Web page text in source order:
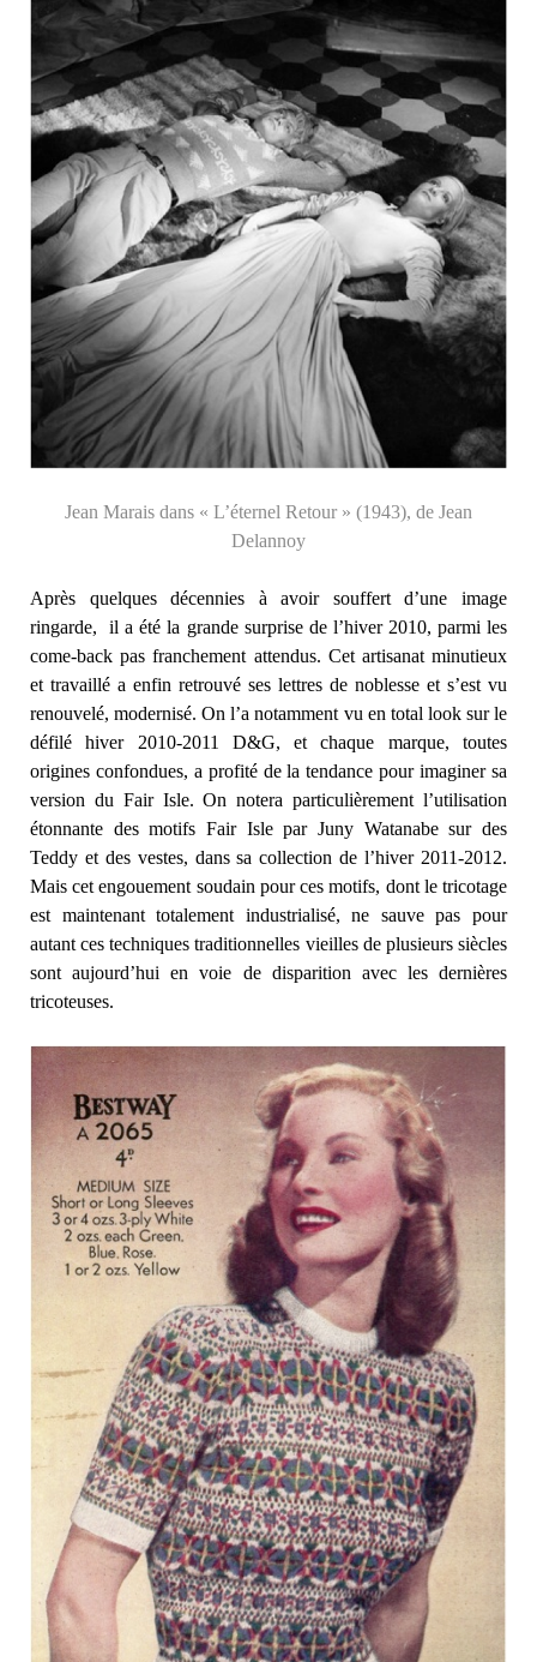
Jean Marais dans « L’éternel Retour » (1943), de Jean
Delannoy
Après quelques décennies à avoir souffert d’une image
ringarde, il a été la grande surprise de l’hiver 2010, parmi les
come-back pas franchement attendus. Cet artisanat minutieux
et travaillé a enfin retrouvé ses lettres de noblesse et s’est vu
renouvelé, modernisé. On l’a notamment vu en total look sur le
défilé hiver 2010-2011 D&G, et chaque marque, toutes
origines confondues, a profité de la tendance pour imaginer sa
version du Fair Isle. On notera particulièrement l’utilisation
étonnante des motifs Fair Isle par Juny Watanabe sur des
Teddy et des vestes, dans sa collection de l’hiver 2011-2012.
Mais cet engouement soudain pour ces motifs, dont le tricotage
est maintenant totalement industrialisé, ne sauve pas pour
autant ces techniques traditionnelles vieilles de plusieurs siècles
sont aujourd’hui en voie de disparition avec les dernières
tricoteuses.